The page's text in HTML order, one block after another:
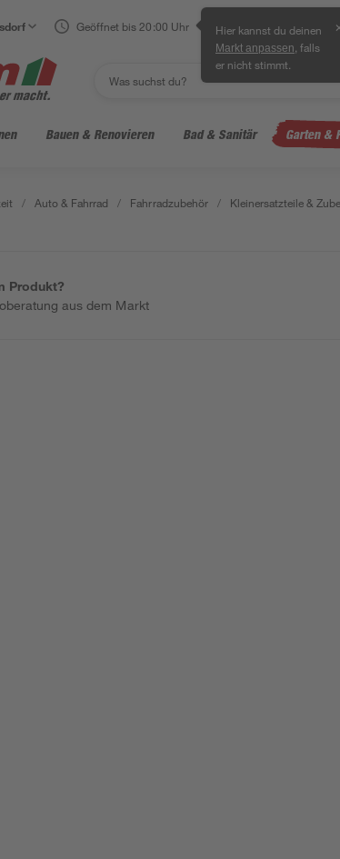
Geöffnet bis 20:00 Uhr Hier kannst du deinen
Markt anpassen , falls
er nicht stimmt.
Bauen & Renovieren Bad & Sanitär Garten &
/ Auto & Fahrrad / Fahrradzubehör / Kleinersatzteile &
Produkt?
aus dem Markt